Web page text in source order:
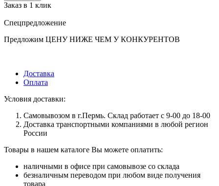
Заказ в 1 клик
Спецпредложение
Предложим ЦЕНУ НИЖЕ ЧЕМ У КОНКУРЕНТОВ
Доставка
Оплата
Условия доставки:
Самовывозом в г.Пермь. Склад работает с 9-00 до 18-00
Доставка транспортными компаниями в любой регион
России
Товары в нашем каталоге Вы можете оплатить:
наличными в офисе при самовывозе со склада
безналичным переводом при любом виде получения
товара